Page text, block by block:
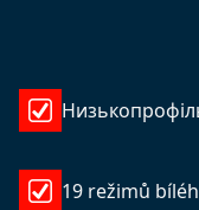
19 režimů